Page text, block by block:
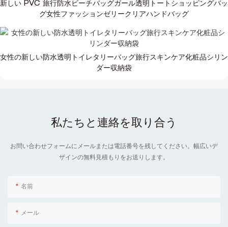
新しい PVC 旅行防水ビーチバッグガール透明トートショッピングバッ
グ女性ファッションゼリークリアハンドバッグ
女性の新しい防水透明トイレタリーバッグ旅行スキンケア化粧品シリン
ダー収納袋
私たちと連絡を取り合う
お問い合わせフォームにメールまたは電話番号を残してください。幅広いデ
ザインの無料見積もりをお送りします。
名前
メール